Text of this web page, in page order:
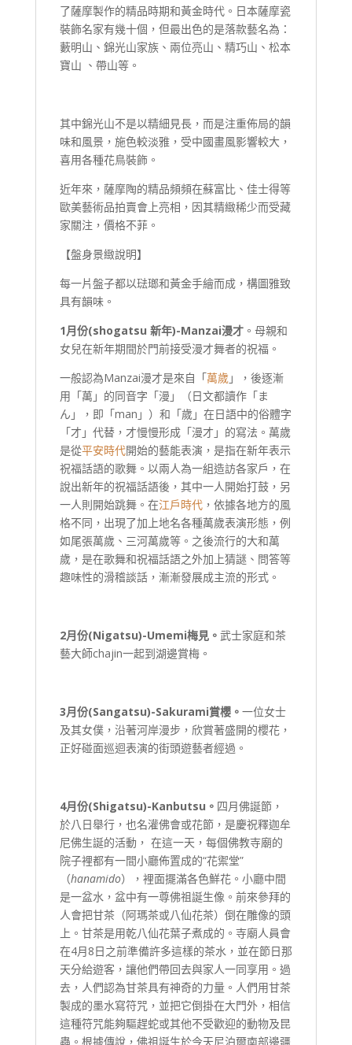
了薩摩製作的精品時期和黃金時代。日本薩摩瓷
裝飾名家有幾十個，但最出色的是落款藝名為：
藪明山、錦光山家族、兩位亮山、精巧山、松本
寶山 、帶山等。
其中錦光山不是以精細見長，而是注重佈局的韻
味和風景，施色較淡雅，受中國畫風影響較大，
喜用各種花鳥裝飾。
近年來，薩摩陶的精品頻頻在蘇富比、佳士得等
歐美藝術品拍賣會上亮相，因其精緻稀少而受藏
家關注，價格不菲。
【盤身景緻說明】
每一片盤子都以琺瑯和黃金手繪而成，構圖雅致
具有韻味。
1月份(shogatsu 新年)-Manzai漫才。母親和
女兒在新年期間於門前接受漫才舞者的祝福。
一般認為Manzai漫才是來自「萬歲」，後逐漸
用「萬」的同音字「漫」（日文都讀作「ま
ん」，即「man」）和「歲」在日語中的俗體字
「才」代替，才慢慢形成「漫才」的寫法。萬歲
是從平安時代開始的藝能表演，是指在新年表示
祝福話語的歌舞。以兩人為一組造訪各家戶，在
說出新年的祝福話語後，其中一人開始打鼓，另
一人則開始跳舞。在江戶時代，依據各地方的風
格不同，出現了加上地名各種萬歲表演形態，例
如尾張萬歲、三河萬歲等。之後流行的大和萬
歲，是在歌舞和祝福話語之外加上猜謎、問答等
趣味性的滑稽談話，漸漸發展成主流的形式。
2月份(Nigatsu)-Umemi梅見。 武士家庭和茶
藝大師chajin一起到湖邊賞梅。
3月份(Sangatsu)-Sakurami賞櫻。 一位女士
及其女僕，沿著河岸漫步，欣賞著盛開的櫻花，
正好碰面巡迴表演的街頭遊藝者經過。
4月份(Shigatsu)-Kanbutsu 。 四月佛誕節，
於八日舉行，也名灌佛會或花節，是慶祝釋迦牟
尼佛生誕的活動， 在這一天，每個佛教寺廟的
院子裡都有一間小廳佈置成的“花禦堂”
（hanamido），裡面擺滿各色鮮花。小廳中間
是一盆水，盆中有一尊佛祖誕生像。前來參拜的
人會把甘茶（阿瑪茶或八仙花茶）倒在雕像的頭
上。甘茶是用乾八仙花葉子煮成的。寺廟人員會
在4月8日之前準備許多這樣的茶水，並在節日那
天分給遊客，讓他們帶回去與家人一同享用。過
去，人們認為甘茶具有神奇的力量。人們用甘茶
製成的墨水寫符咒，並把它倒掛在大門外，相信
這種符咒能夠驅趕蛇或其他不受歡迎的動物及昆
蟲。根據傳說，佛祖誕生於今天尼泊爾南部邊疆